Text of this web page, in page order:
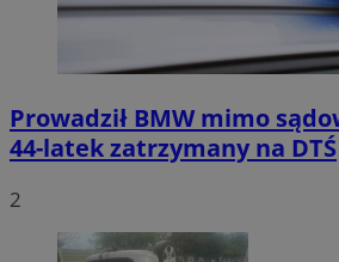
Prowadził BMW mimo
44-latek zatrzymany na DTŚ
2